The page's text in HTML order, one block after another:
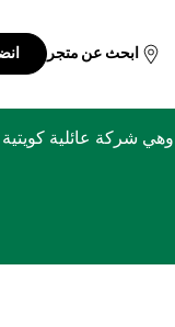
ابحث عن متجر
مجموعة الشايع، وهي